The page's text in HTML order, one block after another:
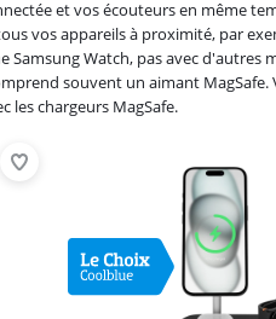
et vos écouteurs en même
vos appareils à proximité, par
Watch, pas avec
souvent un aimant
les chargeurs MagSafe.